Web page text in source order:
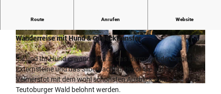
© ©Kzenon - stock.adobe.com
© Tourismus NRW e.V. © Tourismus NRW e.V.
Route Anrufen Website
3x ÜF, 2x Lunchpaket, Hundepauschale, Gepäcktransport,
Wanderreise mit Hund & Gepäcktransfer
Sie und Ihr Hund erwandern u.a. das Hermannsdenkmal, die
Externsteine und das Silberbachtal, bevor Sie auf der
Velmerstot mit dem wohl schönsten Ausblick vom
Teutoburger Wald belohnt werden.